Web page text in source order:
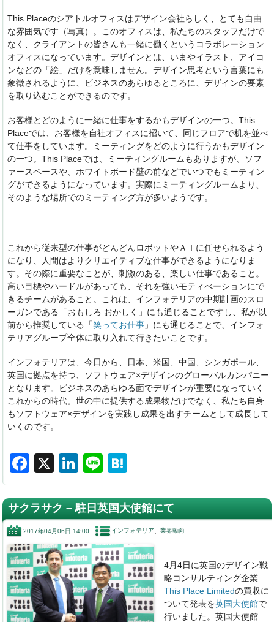
This Placeのシアトルオフィスはデザイン会社らしく、とても自由
な雰囲気です（写真）。このオフィスは、私たちのスタッフだけで
なく、クライアントの皆さんも一緒に働くというコラボレーション
オフィスになっています。デザインとは、いまやイラスト、アイコ
ンなどの「絵」だけを意味しません。デザイン思考という言葉にも
象徴されるように、ビジネスのあらゆるところに、デザインの要素
を取り込むことができるのです。
お客様とどのように一緒に仕事をするかもデザインの一つ。This
Placeでは、お客様を自社オフィスに招いて、同じフロアで机を並べ
て仕事をしています。ミーティングをどのように行うかもデザイン
の一つ。This Placeでは、ミーティングルームもありますが、ソフ
ァースペースや、ホワイトボード壁の前などでいつでもミーティン
グができるようになっています。実際にミーティングルームより、
そのような場所でのミーティング方が多いようです。
これから従来型の仕事がどんどんロボットやＡＩに任せられるよう
になり、人間はよりクリエイティブな仕事ができるようになりま
す。その際に重要なことが、刺激のある、楽しい仕事であること。
高い目標やハードルがあっても、それを強いモティべーションにで
きるチームがあること。これは、インフォテリアの中期計画のスロ
ーガンである「おもしろ おかしく」にも通じることですし、私が以
前から推奨している「笑ってお仕事 」にも通じることで、インフォ
テリアグループ全体に取り入れて行きたいことです。
インフォテリアは、今日から、日本、米国、中国、シンガポール、
英国に拠点を持つ、ソフトウェア×デザインのグローバルカンパニー
となります。ビジネスのあらゆる面でデザインが重要になっていく
これからの時代。世の中に提供する成果物だけでなく、私たち自身
もソフトウェア×デザインを実践し成果を出すチームとして成長して
いくのです。
F
c
e
b
o
o
k
X
Li
k
e
dI
n
Li
e
e
n
a
サクラサク – 駐日英国大使館にて
2017年04月06日 14:00 インフォテリア 業界動向
4月4日に英国のデザイン戦
略コンサルティング企業
This Place Limitedの買収に
ついて発表を英国大使館で
行いました。英国大使館